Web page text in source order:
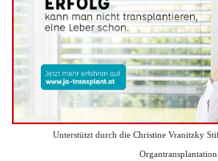
Unterstützt durch die Christine Vranitzky
Organtransplantation.